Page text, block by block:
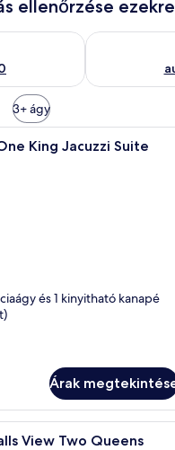
ellenőrzése
ellenőrzése: aug. 9 -
A holnapi
3+ ágy
Egy szállodai szoba,
King Jacuzzi Suite
és 1 kinyitható kanapé
Árak
Egy szállodai szoba két
View Two Queens